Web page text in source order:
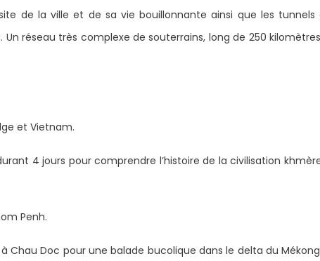
de la ville et de sa vie bouillonnante ainsi que les tunnels
réseau très complexe de souterrains, long de 250
et Vietnam.
4 jours pour comprendre l’histoire de la civilisation
Penh.
Chau Doc pour une balade bucolique dans le delta du